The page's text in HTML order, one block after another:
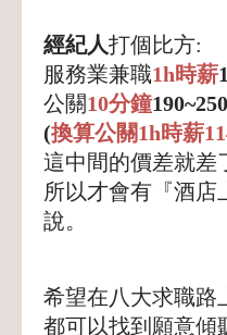
經紀人打個比方:
服務業兼職1h時薪
公關10分鐘
(換算公關1h時薪
這中間的價差就差
所以才會有『酒店
說。
希望在八大求職路
都可以找到願意傾